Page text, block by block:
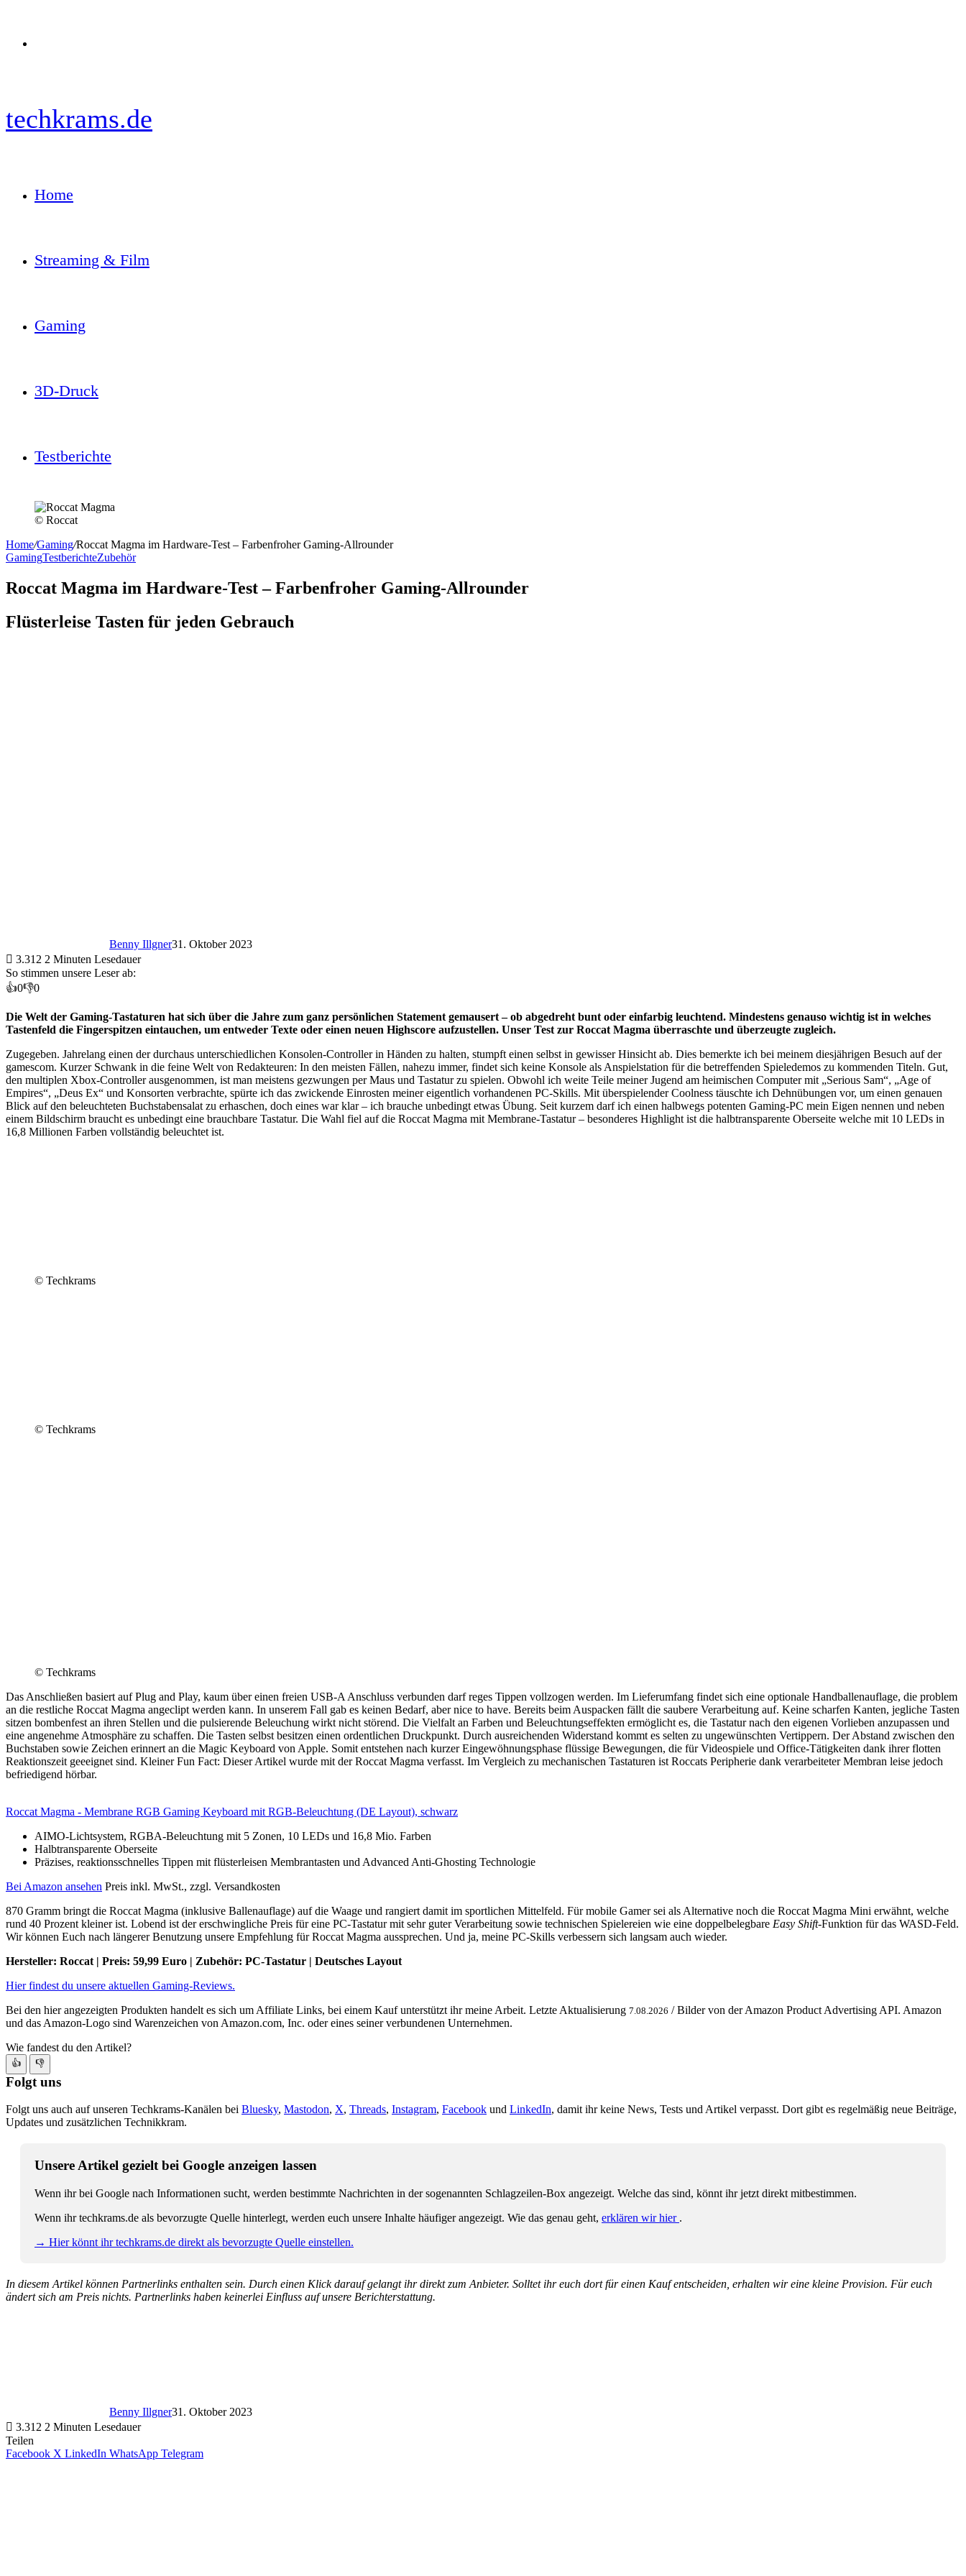
techkrams.de
Home
Streaming & Film
Gaming
3D-Druck
Testberichte
© Roccat
Home/Gaming/Roccat Magma im Hardware-Test – Farbenfroher Gaming-Allrounder
GamingTestberichteZubehör
Roccat Magma im Hardware-Test – Farbenfroher Gaming-Allrounder
Flüsterleise Tasten für jeden Gebrauch
Benny Illgner31. Oktober 2023
3.312 2 Minuten Lesedauer
So stimmen unsere Leser ab:
👍0👎0
Die Welt der Gaming-Tastaturen hat sich über die Jahre zum ganz persönlichen Statement gemausert – ob abgedreht bunt oder einfarbig leuchtend. Mindestens genauso wichtig ist in welches
Tastenfeld die Fingerspitzen eintauchen, um entweder Texte oder einen neuen Highscore aufzustellen. Unser Test zur Roccat Magma überraschte und überzeugte zugleich.
Zugegeben. Jahrelang einen der durchaus unterschiedlichen Konsolen-Controller in Händen zu halten, stumpft einen selbst in gewisser Hinsicht ab. Dies bemerkte ich bei meinem diesjährigen Besuch auf der
gamescom. Kurzer Schwank in die feine Welt von Redakteuren: In den meisten Fällen, nahezu immer, findet sich keine Konsole als Anspielstation für die betreffenden Spieledemos zu kommenden Titeln. Gut,
den multiplen Xbox-Controller ausgenommen, ist man meistens gezwungen per Maus und Tastatur zu spielen. Obwohl ich weite Teile meiner Jugend am heimischen Computer mit „Serious Sam“, „Age of
Empires“, „Deus Ex“ und Konsorten verbrachte, spürte ich das zwickende Einrosten meiner eigentlich vorhandenen PC-Skills. Mit überspielender Coolness täuschte ich Dehnübungen vor, um einen genauen
Blick auf den beleuchteten Buchstabensalat zu erhaschen, doch eines war klar – ich brauche unbedingt etwas Übung. Seit kurzem darf ich einen halbwegs potenten Gaming-PC mein Eigen nennen und neben
einem Bildschirm braucht es unbedingt eine brauchbare Tastatur. Die Wahl fiel auf die Roccat Magma mit Membrane-Tastatur – besonderes Highlight ist die halbtransparente Oberseite welche mit 10 LEDs in
16,8 Millionen Farben vollständig beleuchtet ist.
© Techkrams
© Techkrams
© Techkrams
Das Anschließen basiert auf Plug and Play, kaum über einen freien USB-A Anschluss verbunden darf reges Tippen vollzogen werden. Im Lieferumfang findet sich eine optionale Handballenauflage, die problem
an die restliche Roccat Magma angeclipt werden kann. In unserem Fall gab es keinen Bedarf, aber nice to have. Bereits beim Auspacken fällt die saubere Verarbeitung auf. Keine scharfen Kanten, jegliche Tasten
sitzen bombenfest an ihren Stellen und die pulsierende Beleuchung wirkt nicht störend. Die Vielfalt an Farben und Beleuchtungseffekten ermöglicht es, die Tastatur nach den eigenen Vorlieben anzupassen und
eine angenehme Atmosphäre zu schaffen. Die Tasten selbst besitzen einen ordentlichen Druckpunkt. Durch ausreichenden Widerstand kommt es selten zu ungewünschten Vertippern. Der Abstand zwischen den
Buchstaben sowie Zeichen erinnert an die Magic Keyboard von Apple. Somit entstehen nach kurzer Eingewöhnungsphase flüssige Bewegungen, die für Videospiele und Office-Tätigkeiten dank ihrer flotten
Reaktionszeit geeeignet sind. Kleiner Fun Fact: Dieser Artikel wurde mit der Roccat Magma verfasst. Im Vergleich zu mechanischen Tastaturen ist Roccats Peripherie dank verarbeiteter Membran leise jedoch
befriedigend hörbar.
Roccat Magma - Membrane RGB Gaming Keyboard mit RGB-Beleuchtung (DE Layout), schwarz
AIMO-Lichtsystem, RGBA-Beleuchtung mit 5 Zonen, 10 LEDs und 16,8 Mio. Farben
Halbtransparente Oberseite
Präzises, reaktionsschnelles Tippen mit flüsterleisen Membrantasten und Advanced Anti-Ghosting Technologie
Bei Amazon ansehen Preis inkl. MwSt., zzgl. Versandkosten
870 Gramm bringt die Roccat Magma (inklusive Ballenauflage) auf die Waage und rangiert damit im sportlichen Mittelfeld. Für mobile Gamer sei als Alternative noch die Roccat Magma Mini erwähnt, welche
rund 40 Prozent kleiner ist. Lobend ist der erschwingliche Preis für eine PC-Tastatur mit sehr guter Verarbeitung sowie technischen Spielereien wie eine doppelbelegbare Easy Shift-Funktion für das WASD-Feld.
Wir können Euch nach längerer Benutzung unsere Empfehlung für Roccat Magma aussprechen. Und ja, meine PC-Skills verbessern sich langsam auch wieder.
Hersteller: Roccat | Preis: 59,99 Euro | Zubehör: PC-Tastatur | Deutsches Layout
Hier findest du unsere aktuellen Gaming-Reviews.
Bei den hier angezeigten Produkten handelt es sich um Affiliate Links, bei einem Kauf unterstützt ihr meine Arbeit. Letzte Aktualisierung 7.08.2026 / Bilder von der Amazon Product Advertising API. Amazon
und das Amazon-Logo sind Warenzeichen von Amazon.com, Inc. oder eines seiner verbundenen Unternehmen.
Wie fandest du den Artikel?
👍 👎
Folgt uns
Folgt uns auch auf unseren Techkrams-Kanälen bei Bluesky, Mastodon, X, Threads, Instagram, Facebook und LinkedIn, damit ihr keine News, Tests und Artikel verpasst. Dort gibt es regelmäßig neue Beiträge,
Updates und zusätzlichen Technikkram.
Unsere Artikel gezielt bei Google anzeigen lassen
Wenn ihr bei Google nach Informationen sucht, werden bestimmte Nachrichten in der sogenannten Schlagzeilen-Box angezeigt. Welche das sind, könnt ihr jetzt direkt mitbestimmen.
Wenn ihr techkrams.de als bevorzugte Quelle hinterlegt, werden euch unsere Inhalte häufiger angezeigt. Wie das genau geht, erklären wir hier .
→ Hier könnt ihr techkrams.de direkt als bevorzugte Quelle einstellen.
In diesem Artikel können Partnerlinks enthalten sein. Durch einen Klick darauf gelangt ihr direkt zum Anbieter. Solltet ihr euch dort für einen Kauf entscheiden, erhalten wir eine kleine Provision. Für euch
ändert sich am Preis nichts. Partnerlinks haben keinerlei Einfluss auf unsere Berichterstattung.
Benny Illgner31. Oktober 2023
3.312 2 Minuten Lesedauer
Teilen
Facebook X LinkedIn WhatsApp Telegram